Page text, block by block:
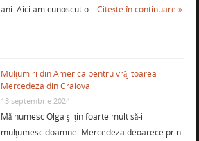
ani. Aici am cunoscut o …Citește în continuare »
Mulţumiri din America pentru vrăjitoarea
Mercedeza din Craiova
13 septembrie 2024
Mă numesc Olga şi ţin foarte mult să-i
mulţumesc doamnei Mercedeza deoarece prin